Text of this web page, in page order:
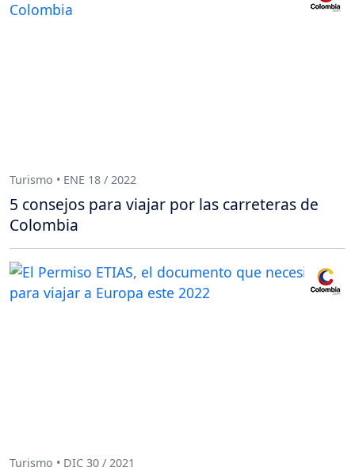
Turismo • ENE 18 / 2022
5 consejos para viajar por las carreteras de
Colombia
Turismo • DIC 30 / 2021